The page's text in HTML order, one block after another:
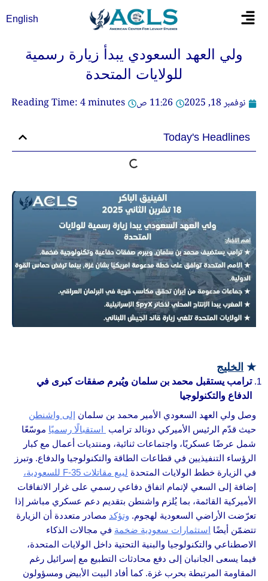
Flyout
English
ولي العهد السعودي يبدأ زيارة رسمية
للولايات المتحدة
نوفمبر 18, 2025
11:26 ص Reading Time:4minutes
Today's Headlines
★ الخليج
ترامب يستقبل محمد بن سلمان ويُبرم صفقات كبرى في
الدفاع والتكنولوجيا
وصل ولي العهد السعودي الأمير محمد بن سلمان إلى واشنطن
حيث قدّم الرئيس الأميركي دونالد ترامب استقبالًا رسميًا موسّعًا
شمل عرضًا عسكريًا، واجتماعات ثنائية، ومنتديات أعمال مع كبار
الرؤساء التنفيذيين في قطاعات الطاقة والتكنولوجيا والدفاع. وتبرز
في الزيارة خطط الولايات المتحدة لبيع مقاتلات F-35 للسعودية،
إضافة إلى السعي لإتمام اتفاق دفاعي رسمي على غرار الاتفاقات
الأميركية القائمة، بما يُلزم واشنطن بتقديم دعم عسكري مباشر إذا
تعرّضت الأراضي السعودية لهجوم. وتؤكد مصادر متعددة أن الزيارة
تتضمّن أيضًا استثمارات سعودية ضخمة في مجالات الذكاء
الاصطناعي والتكنولوجيا والبنية التحتية داخل الولايات المتحدة،
فيما يسعى الجانبان إلى دفع محادثات التطبيع مع إسرائيل رغم
المقاومة المرتبطة بحرب غزة. كما أفاد البيت الأبيض ومسؤولون